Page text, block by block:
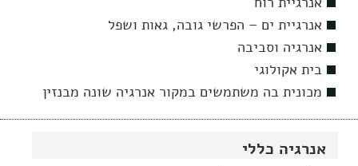
אנרגיה כללי
אנרגיית ים – הפרשי גובה, גאות ושפל
אנרגיה וסביבה
בית אקולוגי
מכונית בה משתמשים במקור אנרגיה שונה מבנזין